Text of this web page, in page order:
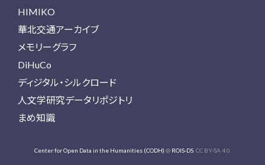
HIMIKO
華北交通アーカイブ
メモリーグラフ
DiHuCo
ディジタル・シルクロード
人文学研究データリポジトリ
まめ知識
Center for Open Data in the Humanities (CODH) @ ROIS-DS. CC BY-SA 4.0.